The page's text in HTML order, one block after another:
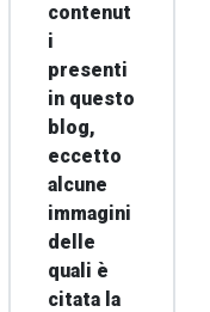
contenut
i
presenti
in questo
blog,
eccetto
alcune
immagini
delle
quali è
citata la